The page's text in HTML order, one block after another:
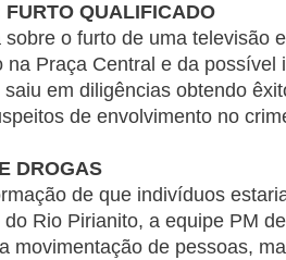
QUALIFICADO
o furto de uma televisão
na Praça Central e da possível
em diligências obtendo
de envolvimento no
DROGAS
de que indivíduos
Rio Pirianito, a equipe PM
movimentação de pessoas,